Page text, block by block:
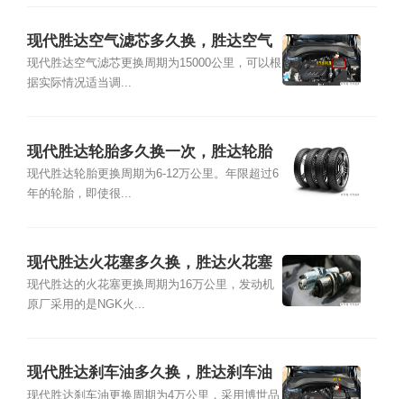
现代胜达空气滤芯多久换，胜达空气
滤芯位置及更换方法
现代胜达空气滤芯更换周期为15000公里，可以根
据实际情况适当调...
现代胜达轮胎多久换一次，胜达轮胎
品牌型号尺寸
现代胜达轮胎更换周期为6-12万公里。年限超过6
年的轮胎，即使很...
现代胜达火花塞多久换，胜达火花塞
品牌型号及更换教程
现代胜达的火花塞更换周期为16万公里，发动机
原厂采用的是NGK火...
现代胜达刹车油多久换，胜达刹车油
现代胜达刹车油更换周期为4万公里，采用博世品